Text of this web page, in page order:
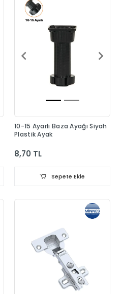
10-15 Ayarlı Baza Ayağı Siyah
Plastik Ayak
8,70 TL
Sepete Ekle